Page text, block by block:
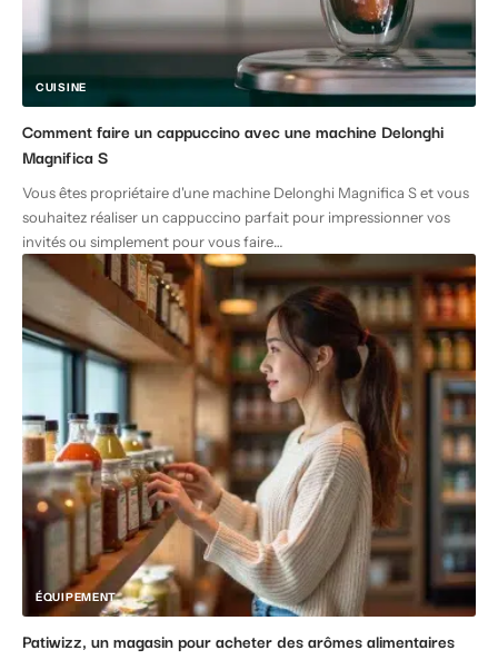
CUISINE
Comment faire un cappuccino avec une machine Delonghi
Magnifica S
Vous êtes propriétaire d'une machine Delonghi Magnifica S et vous
souhaitez réaliser un cappuccino parfait pour impressionner vos
invités ou simplement pour vous faire…
ÉQUIPEMENT
Patiwizz, un magasin pour acheter des arômes alimentaires